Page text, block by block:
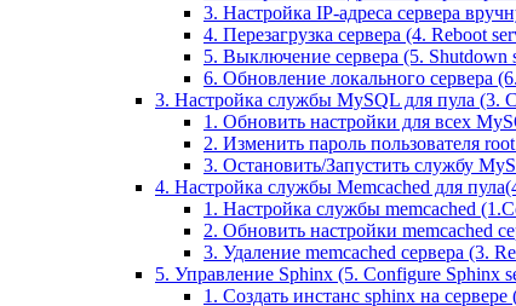
3. Настройка IP-адреса сервера
4. Перезагрузка сервера (4. Reboot
5. Выключение сервера (5. Shutdown
6. Обновление локального сервера
3. Настройка службы MySQL для пула (3.
1. Обновить настройки для всех
2. Изменить пароль пользователя
3. Остановить/Запустить службу
4. Настройка службы Memcached для
1. Настройка службы memcached
2. Обновить настройки memcached
3. Удаление memcached сервера (3.
5. Управление Sphinx (5. Configure Sphinx
1. Создать инстанс sphinx на